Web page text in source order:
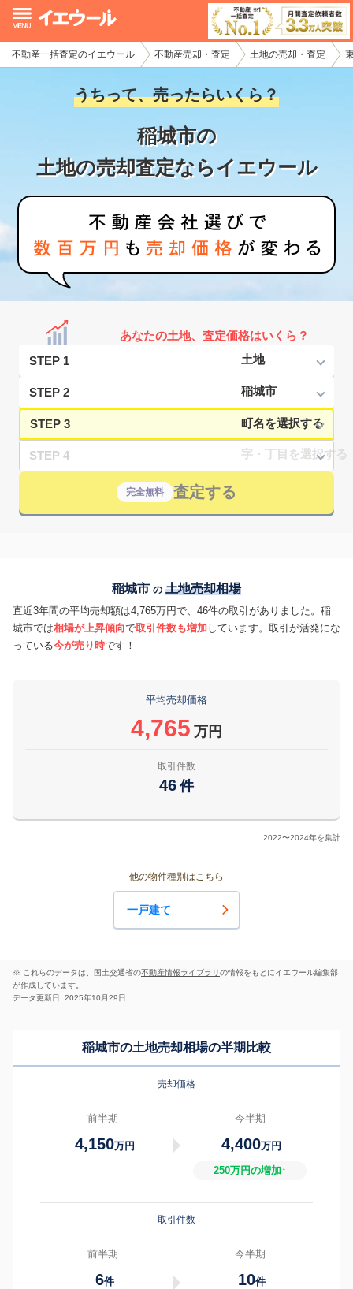
不動産一括査定のイエウール 不動産売却・査定 土地の売却・査定
うちって、売ったらいくら？
稲城市の
土地の売却査定ならイエウール
あなたの土地、査定価格はいくら？
STEP 1
STEP 2
STEP 3
STEP 4
完全無料 査定する
稲城市 の 土地売却相場
直近3年間の平均売却額は4,765万円で、46件の取引がありました。稲
城市では相場が上昇傾向で取引件数も増加しています。取引が活発にな
っている今が売り時です！
平均売却価格
4,765 万円
取引件数
46 件
2022〜2024年を集計
他の物件種別はこちら
一戸建て
※ これらのデータは、国土交通省の不動産情報ライブラリの情報をもとにイエウール編集部
が作成しています。
データ更新日: 2025年10月29日
稲城市の土地売却相場の半期比較
売却価格
前半期
4,150万円
今半期
4,400万円
250万円の増加↑
取引件数
前半期
6件
今半期
10件
イエウール加盟希望の不動産会社様
初めての方へ
不動産の売却・一括査定
家査定シミュレーター
お問い合わせ